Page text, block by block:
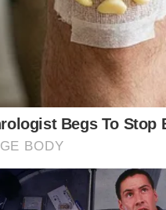
sensação de limpeza.